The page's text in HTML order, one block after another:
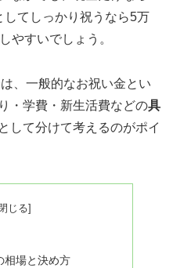
てしっかり祝うなら5万
やすいでしょう。
、一般的なお祝い金とい
・学費・新生活費などの具
として分けて考えるのがポイ
相場と決め方